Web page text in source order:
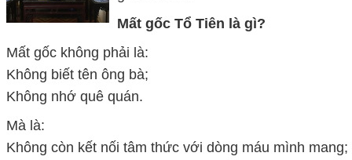
Mất gốc Tổ Tiên là gì?
Mất gốc không phải là:
Không biết tên ông bà;
Không nhớ quê quán.
Mà là:
Không còn kết nối tâm thức với dòng máu mình mang;